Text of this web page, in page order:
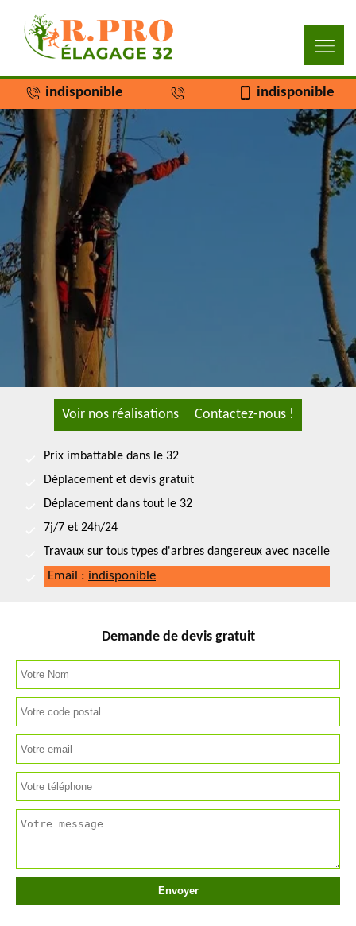
indisponible indisponible
Voir nos réalisations Contactez-nous !
Prix imbattable dans le 32
Déplacement et devis gratuit
Déplacement dans tout le 32
7j/7 et 24h/24
Travaux sur tous types d'arbres dangereux avec nacelle
Email : indisponible
Demande de devis gratuit